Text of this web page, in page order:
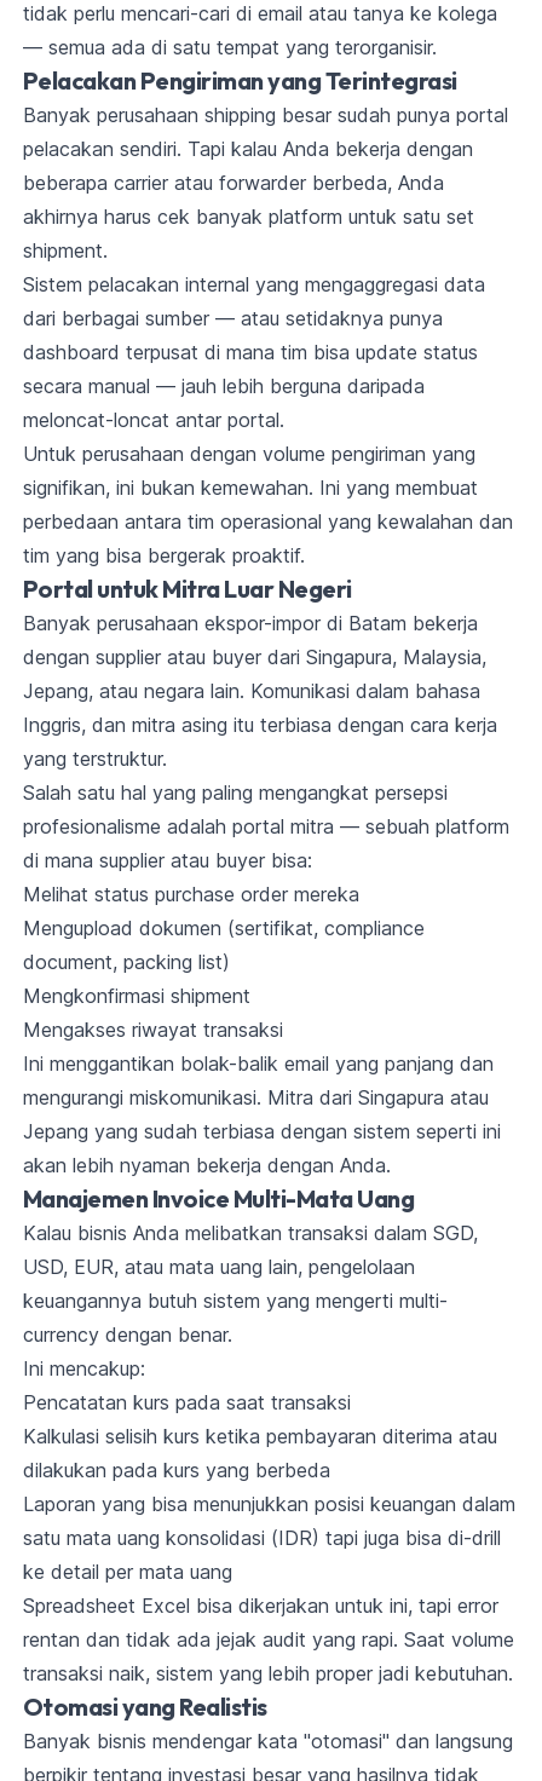
tidak perlu mencari-cari di email atau tanya ke kolega
— semua ada di satu tempat yang terorganisir.
Pelacakan Pengiriman yang Terintegrasi
Banyak perusahaan shipping besar sudah punya portal
pelacakan sendiri. Tapi kalau Anda bekerja dengan
beberapa carrier atau forwarder berbeda, Anda
akhirnya harus cek banyak platform untuk satu set
shipment.
Sistem pelacakan internal yang mengaggregasi data
dari berbagai sumber — atau setidaknya punya
dashboard terpusat di mana tim bisa update status
secara manual — jauh lebih berguna daripada
meloncat-loncat antar portal.
Untuk perusahaan dengan volume pengiriman yang
signifikan, ini bukan kemewahan. Ini yang membuat
perbedaan antara tim operasional yang kewalahan dan
tim yang bisa bergerak proaktif.
Portal untuk Mitra Luar Negeri
Banyak perusahaan ekspor-impor di Batam bekerja
dengan supplier atau buyer dari Singapura, Malaysia,
Jepang, atau negara lain. Komunikasi dalam bahasa
Inggris, dan mitra asing itu terbiasa dengan cara kerja
yang terstruktur.
Salah satu hal yang paling mengangkat persepsi
profesionalisme adalah portal mitra — sebuah platform
di mana supplier atau buyer bisa:
Melihat status purchase order mereka
Mengupload dokumen (sertifikat, compliance
document, packing list)
Mengkonfirmasi shipment
Mengakses riwayat transaksi
Ini menggantikan bolak-balik email yang panjang dan
mengurangi miskomunikasi. Mitra dari Singapura atau
Jepang yang sudah terbiasa dengan sistem seperti ini
akan lebih nyaman bekerja dengan Anda.
Manajemen Invoice Multi-Mata Uang
Kalau bisnis Anda melibatkan transaksi dalam SGD,
USD, EUR, atau mata uang lain, pengelolaan
keuangannya butuh sistem yang mengerti multi-
currency dengan benar.
Ini mencakup:
Pencatatan kurs pada saat transaksi
Kalkulasi selisih kurs ketika pembayaran diterima atau
dilakukan pada kurs yang berbeda
Laporan yang bisa menunjukkan posisi keuangan dalam
satu mata uang konsolidasi (IDR) tapi juga bisa di-drill
ke detail per mata uang
Spreadsheet Excel bisa dikerjakan untuk ini, tapi error
rentan dan tidak ada jejak audit yang rapi. Saat volume
transaksi naik, sistem yang lebih proper jadi kebutuhan.
Otomasi yang Realistis
Banyak bisnis mendengar kata "otomasi" dan langsung
berpikir tentang investasi besar yang hasilnya tidak